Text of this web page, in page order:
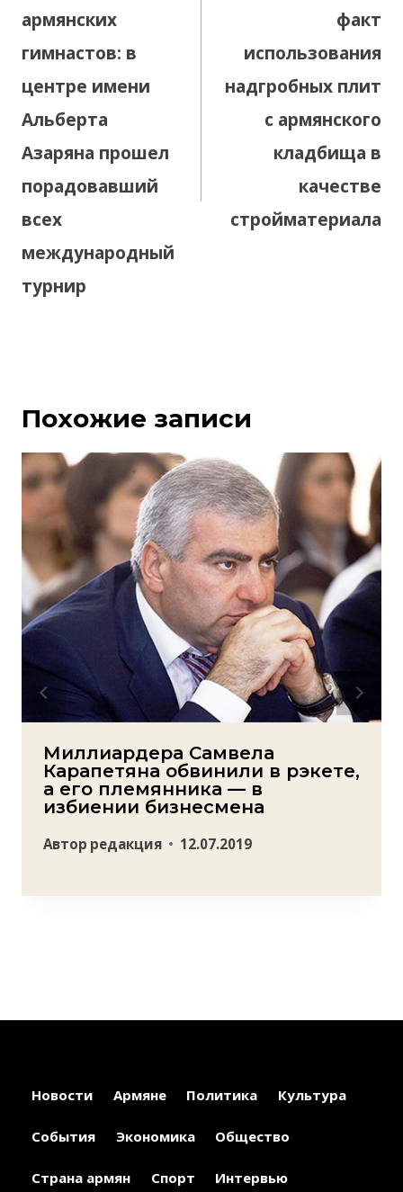
армянских
гимнастов: в
центре имени
Альберта
Азаряна прошел
порадовавший
всех
международный
турнир
факт
использования
надгробных плит
с армянского
кладбища в
качестве
стройматериала
Похожие записи
Миллиардера Самвела
Карапетяна обвинили в рэкете,
а его племянника — в
избиении бизнесмена
Автор редакция 12.07.2019
Новости Армяне Политика Культура
События Экономика Общество
Страна армян Спорт Интервью